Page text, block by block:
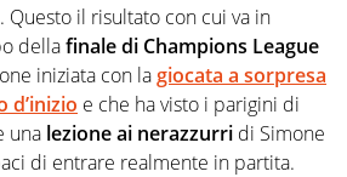
. Questo il risultato con cui va in
dellafinale di Champions League
iniziata con lagiocata a sorpresa
d’inizio e che ha visto i parigini di
una lezione ai nerazzurri di Simone
di entrare realmente in partita.